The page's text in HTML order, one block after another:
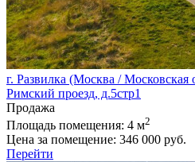
г. Развилка (Москва / Московская
Римский проезд, д.5стр1
Продажа
Площадь помещения: 4 м2
Цена за помещение: 346 000 руб.
Перейти